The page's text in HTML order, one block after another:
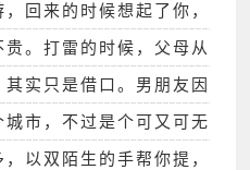
回来的时候想起了你，
。打雷的时候，父母从
实只是借口。男朋友因
市，不过是个可又可无
以双陌生的手帮你提，